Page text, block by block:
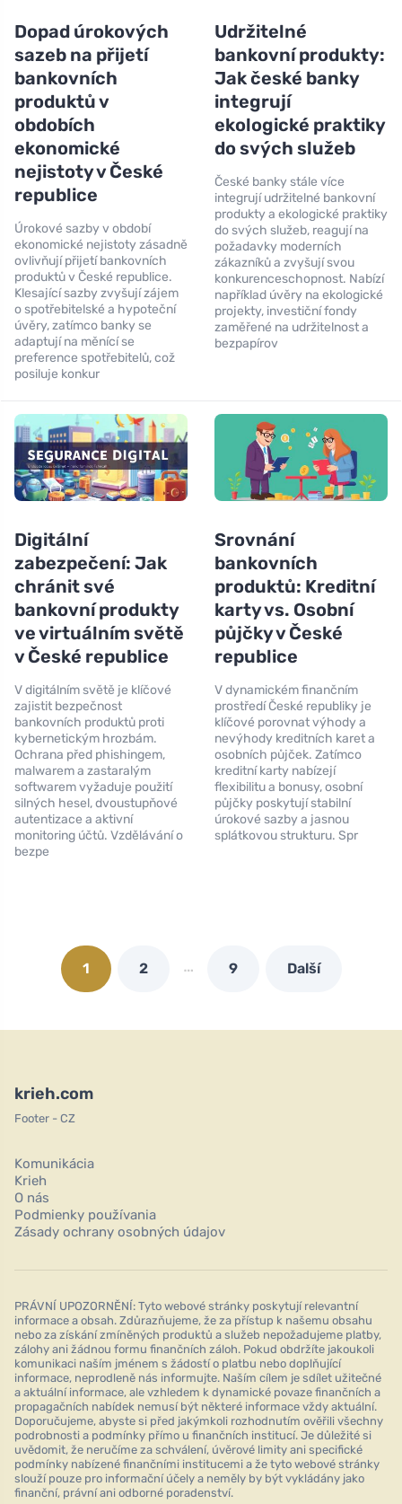
Dopad úrokových
sazeb na přijetí
bankovních
produktů v
obdobích
ekonomické
nejistoty v České
republice
Úrokové sazby v období
ekonomické nejistoty zásadně
ovlivňují přijetí bankovních
produktů v České republice.
Klesající sazby zvyšují zájem
o spotřebitelské a hypoteční
úvěry, zatímco banky se
adaptují na měnící se
preference spotřebitelů, což
posiluje konkur
Udržitelné
bankovní produkty:
Jak české banky
integrují
ekologické praktiky
do svých služeb
České banky stále více
integrují udržitelné bankovní
produkty a ekologické praktiky
do svých služeb, reagují na
požadavky moderních
zákazníků a zvyšují svou
konkurenceschopnost. Nabízí
například úvěry na ekologické
projekty, investiční fondy
zaměřené na udržitelnost a
bezpapírov
Digitální
zabezpečení: Jak
chránit své
bankovní produkty
ve virtuálním světě
v České republice
V digitálním světě je klíčové
zajistit bezpečnost
bankovních produktů proti
kybernetickým hrozbám.
Ochrana před phishingem,
malwarem a zastaralým
softwarem vyžaduje použití
silných hesel, dvoustupňové
autentizace a aktivní
monitoring účtů. Vzdělávání o
bezpe
Srovnání
bankovních
produktů: Kreditní
karty vs. Osobní
půjčky v České
republice
V dynamickém finančním
prostředí České republiky je
klíčové porovnat výhody a
nevýhody kreditních karet a
osobních půjček. Zatímco
kreditní karty nabízejí
flexibilitu a bonusy, osobní
půjčky poskytují stabilní
úrokové sazby a jasnou
splátkovou strukturu. Spr
1 2 … 9 Další
krieh.com
Footer - CZ
Komunikácia
Krieh
O nás
Podmienky používania
Zásady ochrany osobných údajov
PRÁVNÍ UPOZORNĚNÍ: Tyto webové stránky poskytují relevantní
informace a obsah. Zdůrazňujeme, že za přístup k našemu obsahu
nebo za získání zmíněných produktů a služeb nepožadujeme platby,
zálohy ani žádnou formu finančních záloh. Pokud obdržíte jakoukoli
komunikaci naším jménem s žádostí o platbu nebo doplňující
informace, neprodleně nás informujte. Naším cílem je sdílet užitečné
a aktuální informace, ale vzhledem k dynamické povaze finančních a
propagačních nabídek nemusí být některé informace vždy aktuální.
Doporučujeme, abyste si před jakýmkoli rozhodnutím ověřili všechny
podrobnosti a podmínky přímo u finančních institucí. Je důležité si
uvědomit, že neručíme za schválení, úvěrové limity ani specifické
podmínky nabízené finančními institucemi a že tyto webové stránky
slouží pouze pro informační účely a neměly by být vykládány jako
finanční, právní ani odborné poradenství.